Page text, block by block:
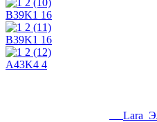
B39K1 16
B39K1 16
A43K4 4
Lara